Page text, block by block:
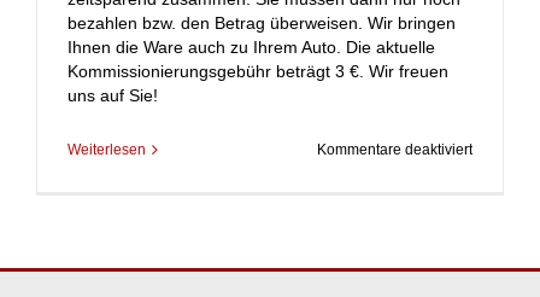
bezahlen bzw. den Betrag überweisen. Wir bringen
Ihnen die Ware auch zu Ihrem Auto. Die aktuelle
Kommissionierungsgebühr beträgt 3 €. Wir freuen
uns auf Sie!
Weiterlesen Kommentare deaktiviertfür